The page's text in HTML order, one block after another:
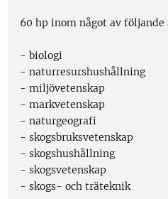
60 hp inom något av
- biologi
- naturresurshushållning
- miljövetenskap
- markvetenskap
- naturgeografi
- skogsbruksvetenskap
- skogshushållning
- skogsvetenskap
- skogs- och träteknik